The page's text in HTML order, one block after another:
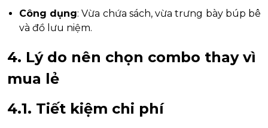
Công dụng: Vừa chứa sách, vừa trưng bày búp bê
và đồ lưu niệm.
4. Lý do nên chọn combo thay vì
mua lẻ
4.1. Tiết kiệm chi phí